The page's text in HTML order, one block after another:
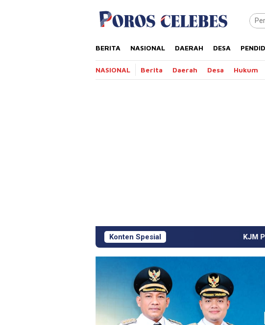
BERITA NASIONAL DAERAH DESA
NASIONAL Berita Daerah Desa Hukum
Konten SpesialKJM PT Masmindo Hadir 24 Jam,